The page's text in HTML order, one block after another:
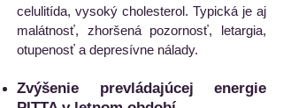
celulitída, vysoký cholesterol. Typická je aj
malátnosť, zhoršená pozornosť, letargia,
otupenosť a depresívne nálady.
Zvýšenie prevládajúcej energie